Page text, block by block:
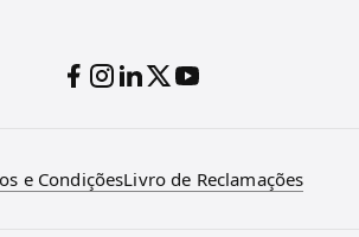
e CondiçõesLivro de Reclamações